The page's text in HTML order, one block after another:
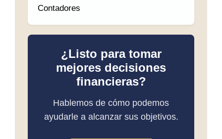
Contadores
¿Listo para tomar
mejores decisiones
financieras?
Hablemos de cómo podemos
ayudarle a alcanzar sus objetivos.